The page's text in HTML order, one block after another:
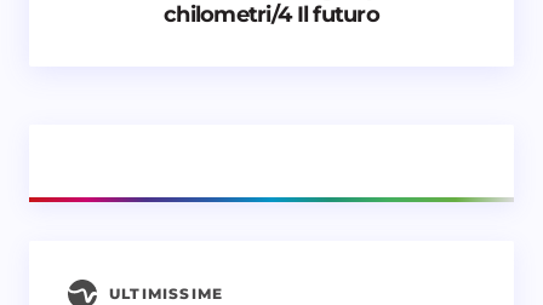
chilometri/4 Il futuro
ULTIMISSIME